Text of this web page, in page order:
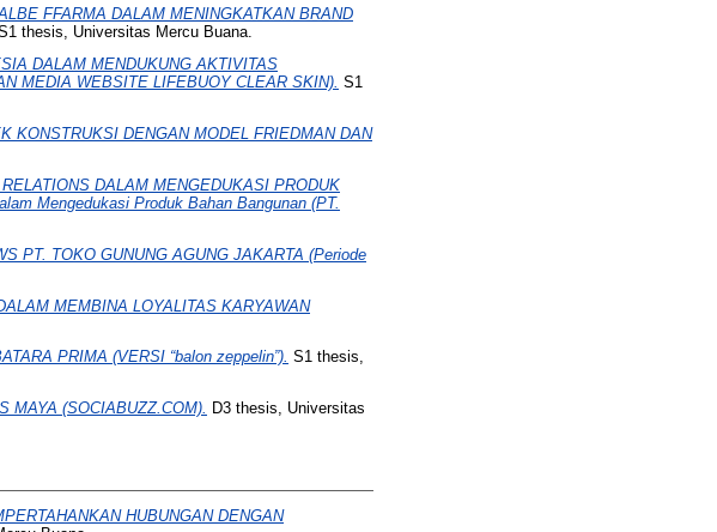
FFARMA DALAM MENINGKATKAN BRAND
thesis, Universitas Mercu Buana.
DALAM MENDUKUNG AKTIVITAS
MEDIA WEBSITE LIFEBUOY CLEAR SKIN). S1
KONSTRUKSI DENGAN MODEL FRIEDMAN DAN
DALAM MENGEDUKASI PRODUK
Mengedukasi Produk Bahan Bangunan (PT.
PT. TOKO GUNUNG AGUNG JAKARTA (Periode
MEMBINA LOYALITAS KARYAWAN
PRIMA (VERSI “balon zeppelin”). S1 thesis,
MAYA (SOCIABUZZ.COM). D3 thesis, Universitas
HUBUNGAN DENGAN